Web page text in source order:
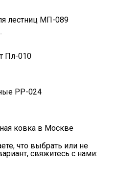
что выбрать или не
свяжитесь с нами: